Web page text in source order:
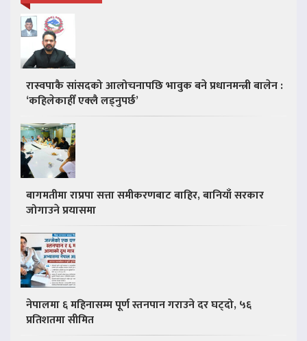
रास्वपाकै सांसदको आलोचनापछि भावुक बने प्रधानमन्त्री बालेन :
‘कहिलेकाहीँ एक्लै लड्नुपर्छ’
बागमतीमा राप्रपा सत्ता समीकरणबाट बाहिर, बानियाँ सरकार
जोगाउने प्रयासमा
नेपालमा ६ महिनासम्म पूर्ण स्तनपान गराउने दर घट्दो, ५६
प्रतिशतमा सीमित